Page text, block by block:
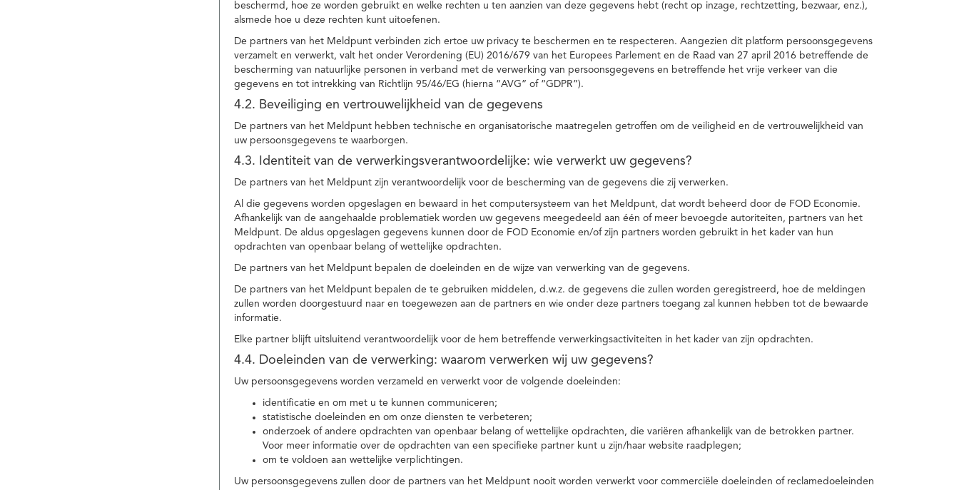
beschermd, hoe ze worden gebruikt en welke rechten u ten aanzien van deze gegevens hebt (recht op inzage, rechtzetting, bezwaar, enz.),
alsmede hoe u deze rechten kunt uitoefenen.
De partners van het Meldpunt verbinden zich ertoe uw privacy te beschermen en te respecteren. Aangezien dit platform persoonsgegevens
verzamelt en verwerkt, valt het onder Verordening (EU) 2016/679 van het Europees Parlement en de Raad van 27 april 2016 betreffende de
bescherming van natuurlijke personen in verband met de verwerking van persoonsgegevens en betreffende het vrije verkeer van die
gegevens en tot intrekking van Richtlijn 95/46/EG (hierna “AVG” of “GDPR”).
4.2. Beveiliging en vertrouwelijkheid van de gegevens
De partners van het Meldpunt hebben technische en organisatorische maatregelen getroffen om de veiligheid en de vertrouwelijkheid van
uw persoonsgegevens te waarborgen.
4.3. Identiteit van de verwerkingsverantwoordelijke: wie verwerkt uw gegevens?
De partners van het Meldpunt zijn verantwoordelijk voor de bescherming van de gegevens die zij verwerken.
Al die gegevens worden opgeslagen en bewaard in het computersysteem van het Meldpunt, dat wordt beheerd door de FOD Economie.
Afhankelijk van de aangehaalde problematiek worden uw gegevens meegedeeld aan één of meer bevoegde autoriteiten, partners van het
Meldpunt. De aldus opgeslagen gegevens kunnen door de FOD Economie en/of zijn partners worden gebruikt in het kader van hun
opdrachten van openbaar belang of wettelijke opdrachten.
De partners van het Meldpunt bepalen de doeleinden en de wijze van verwerking van de gegevens.
De partners van het Meldpunt bepalen de te gebruiken middelen, d.w.z. de gegevens die zullen worden geregistreerd, hoe de meldingen
zullen worden doorgestuurd naar en toegewezen aan de partners en wie onder deze partners toegang zal kunnen hebben tot de bewaarde
informatie.
Elke partner blijft uitsluitend verantwoordelijk voor de hem betreffende verwerkingsactiviteiten in het kader van zijn opdrachten.
4.4. Doeleinden van de verwerking: waarom verwerken wij uw gegevens?
Uw persoonsgegevens worden verzameld en verwerkt voor de volgende doeleinden:
identificatie en om met u te kunnen communiceren;
statistische doeleinden en om onze diensten te verbeteren;
onderzoek of andere opdrachten van openbaar belang of wettelijke opdrachten, die variëren afhankelijk van de betrokken partner.
Voor meer informatie over de opdrachten van een specifieke partner kunt u zijn/haar website raadplegen;
om te voldoen aan wettelijke verplichtingen.
Uw persoonsgegevens zullen door de partners van het Meldpunt nooit worden verwerkt voor commerciële doeleinden of reclamedoeleinden